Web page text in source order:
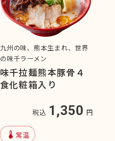
九州の味、熊本生まれ、世界
の味千ラーメン
味千拉麺熊本豚骨４
食化粧箱入り
税込 1,350 円
device_thermostat 常温